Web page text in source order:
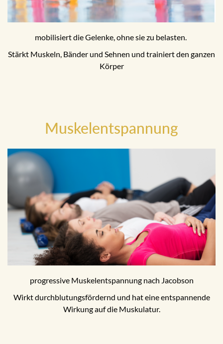
mobilisiert die Gelenke, ohne sie zu belasten.
Stärkt Muskeln, Bänder und Sehnen und trainiert den ganzen
Körper
Muskelentspannung
progressive Muskelentspannung nach Jacobson
Wirkt durchblutungsfördernd und hat eine entspannende
Wirkung auf die Muskulatur.